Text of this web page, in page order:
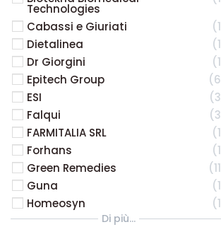
Aggiungi al carrello
Technologies
Cabassi e Giuriati
1
Dietalinea
1
Dr Giorgini
1
Epitech Group
6
ESI
3
Falqui
3
FARMITALIA SRL
1
Forhans
1
Green Remedies
11
Guna
1
Homeosyn
1
Di più...